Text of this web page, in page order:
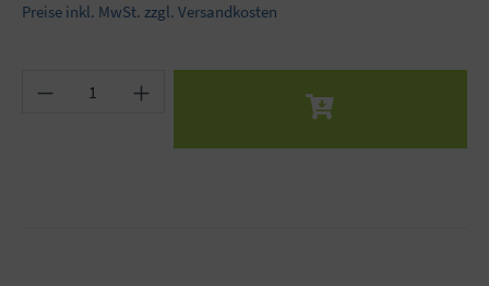
Preise inkl. MwSt. zzgl. Versandkosten
Produkt Anzahl: Gib den gewünschten Wert